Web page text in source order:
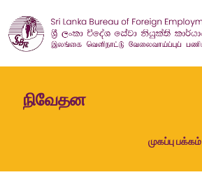
நிவேதன
முகப்பு பக்கம்